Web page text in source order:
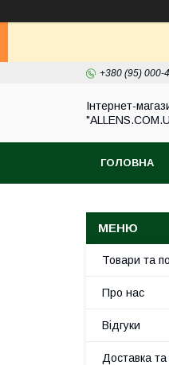
+380 (95) 000-
Інтернет-
ГОЛОВНА
Товари та
Про нас
Відгуки
Доставка